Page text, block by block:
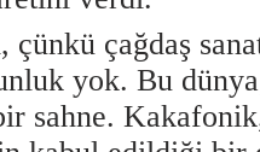
çünkü çağdaş
yok. Bu
sahne.